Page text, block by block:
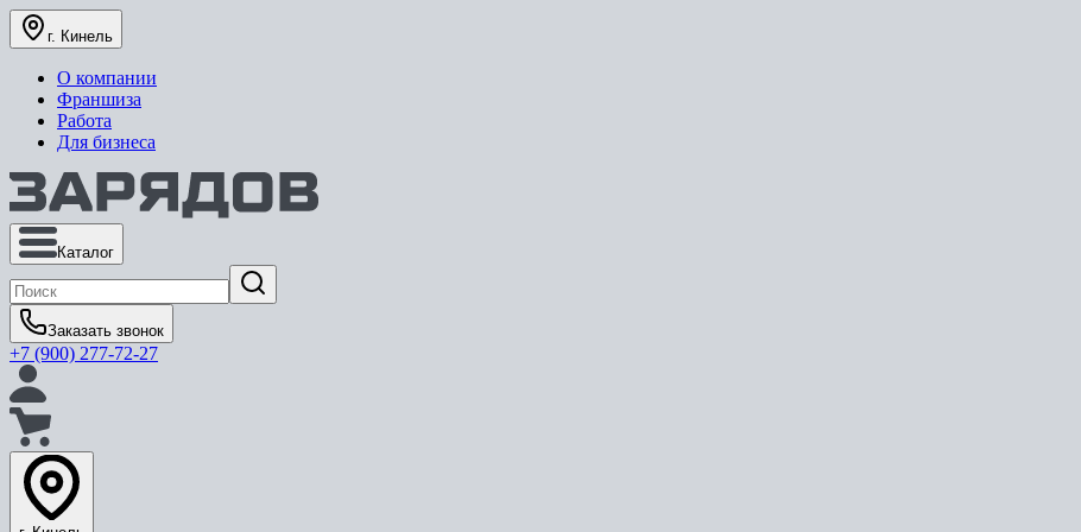
г. Кинель
О компании
Франшиза
Работа
Для бизнеса
Каталог
Заказать звонок
+7 (900) 277-72-27